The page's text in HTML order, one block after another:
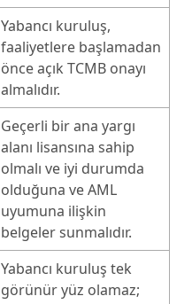
Yabancı kuruluş,
faaliyetlere başlamadan
önce açık TCMB onayı
almalıdır.
Geçerli bir ana yargı
alanı lisansına sahip
olmalı ve iyi durumda
olduğuna ve AML
uyumuna ilişkin
belgeler sunmalıdır.
Yabancı kuruluş tek
görünür yüz olamaz;